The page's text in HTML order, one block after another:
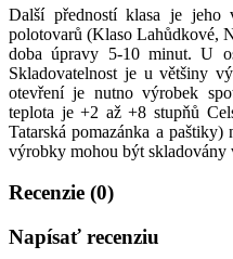
Další předností klasa je jeho
polotovarů (Klaso Lahůdkové,
doba úpravy 5-10 minut. U
Skladovatelnost je u většiny
otevření je nutno výrobek
teplota je +2 až +8 stupňů
Tatarská pomazánka a
výrobky mohou být skladovány
Recenzie (0)
Napísať recenziu